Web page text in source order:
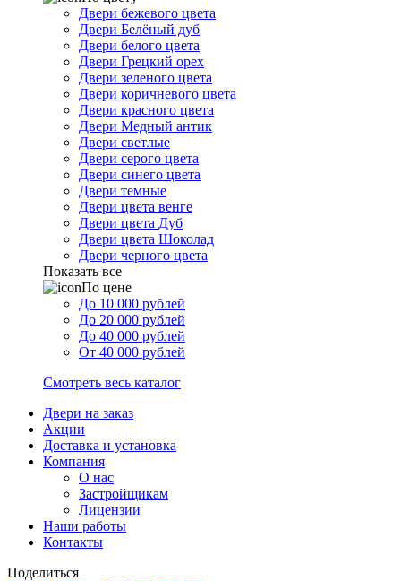
Двери бежевого цвета
Двери Белёный дуб
Двери белого цвета
Двери Грецкий орех
Двери зеленого цвета
Двери коричневого цвета
Двери красного цвета
Двери Медный антик
Двери светлые
Двери серого цвета
Двери синего цвета
Двери темные
Двери цвета венге
Двери цвета Дуб
Двери цвета Шоколад
Двери черного цвета
Показать все
По цене
До 10 000 рублей
До 20 000 рублей
До 40 000 рублей
От 40 000 рублей
Смотреть весь каталог
Двери на заказ
Акции
Доставка и установка
Компания
О нас
Застройщикам
Лицензии
Наши работы
Контакты
Поделиться